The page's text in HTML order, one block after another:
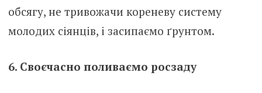
обсягу, не тривожачи кореневу систему
молодих сіянців, і засипаємо ґрунтом.
6. Своєчасно поливаємо росзаду